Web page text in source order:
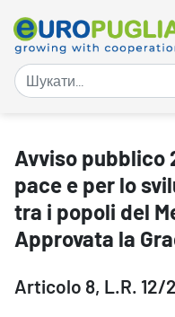
Avviso pubblico
pace e per lo
tra i popoli del
Approvata la
Articolo 8, L.R. 12/